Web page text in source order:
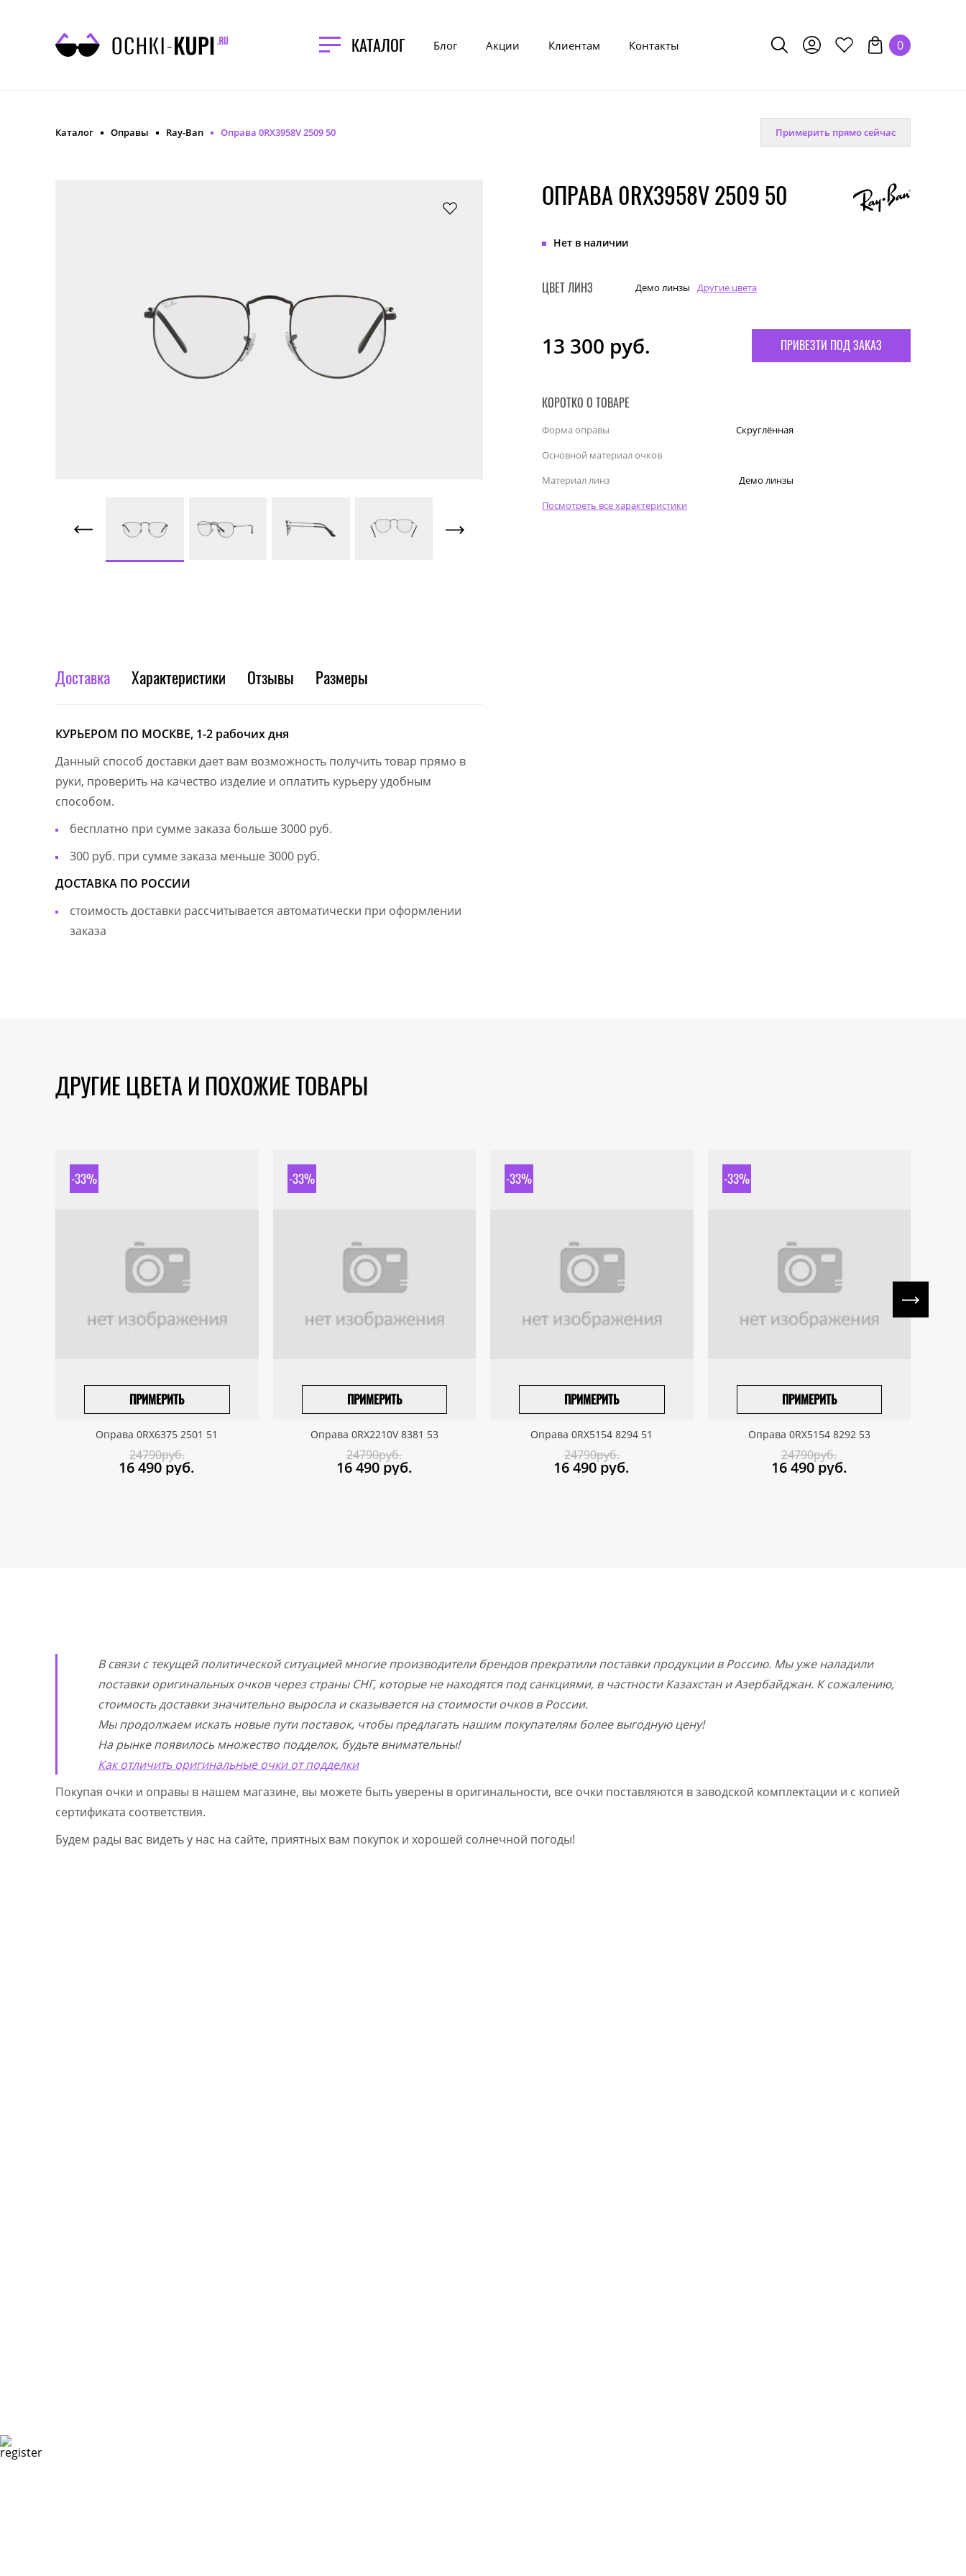
КАТАЛОГ Блог Акции Клиентам Контакты 0
Каталог Оправы Ray-Ban Оправа 0RX3958V 2509 50 Примерить прямо сейчас
ОПРАВА 0RX3958V 2509 50
Нет в наличии
ЦВЕТ ЛИНЗ Демо линзы Другие цвета
13 300 руб. ПРИВЕЗТИ ПОД ЗАКАЗ
КОРОТКО О ТОВАРЕ
Форма оправы
Скруглённая
Основной материал очков
Материал линз
Демо линзы
Посмотреть все характеристики
Доставка Характеристики Отзывы Размеры
КУРЬЕРОМ ПО МОСКВЕ, 1-2 рабочих дня
Данный способ доставки дает вам возможность получить товар прямо в
руки, проверить на качество изделие и оплатить курьеру удобным
способом.
бесплатно при сумме заказа больше 3000 руб.
300 руб. при сумме заказа меньше 3000 руб.
ДОСТАВКА ПО РОССИИ
стоимость доставки рассчитывается автоматически при оформлении
заказа
ДРУГИЕ ЦВЕТА И ПОХОЖИЕ ТОВАРЫ
-33%
ПРИМЕРИТЬ
ПРИВЕЗТИ ПОД ЗАКАЗ
Оправа 0RX6375 2501 51
24790руб.
16 490 руб.
-33%
ПРИМЕРИТЬ
ПРИВЕЗТИ ПОД ЗАКАЗ
Оправа 0RX2210V 8381 53
24790руб.
16 490 руб.
-33%
ПРИМЕРИТЬ
ПРИВЕЗТИ ПОД ЗАКАЗ
Оправа 0RX5154 8294 51
24790руб.
16 490 руб.
-33%
ПРИМЕРИТЬ
ПРИВЕЗТИ ПОД ЗАКАЗ
Оправа 0RX5154 8292 53
24790руб.
16 490 руб.
В связи с текущей политической ситуацией многие производители брендов прекратили поставки продукции в Россию. Мы уже наладили
поставки оригинальных очков через страны СНГ, которые не находятся под санкциями, в частности Казахстан и Азербайджан. К сожалению,
стоимость доставки значительно выросла и сказывается на стоимости очков в России.
Мы продолжаем искать новые пути поставок, чтобы предлагать нашим покупателям более выгодную цену!
На рынке появилось множество подделок, будьте внимательны!
Как отличить оригинальные очки от подделки
Покупая очки и оправы в нашем магазине, вы можете быть уверены в оригинальности, все очки поставляются в заводской комплектации и с копией
сертификата соответствия.
Будем рады вас видеть у нас на сайте, приятных вам покупок и хорошей солнечной погоды!